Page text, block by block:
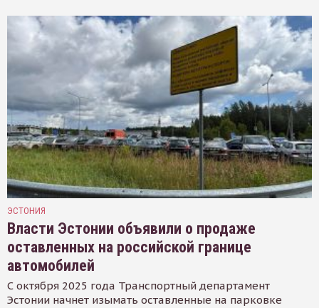
ЭСТОНИЯ
Власти Эстонии объявили о продаже
оставленных на российской границе
автомобилей
С октября 2025 года Транспортный департамент
Эстонии начнет изымать оставленные на парковке